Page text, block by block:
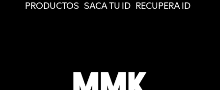
PRODUCTOS SACA TU ID RECUPERA ID